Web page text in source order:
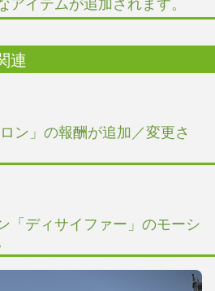
アイテムが追加されます。
連
ン」の報酬が追加／変更さ
「ディサイファー」のモーシ